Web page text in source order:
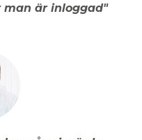
är inloggad"